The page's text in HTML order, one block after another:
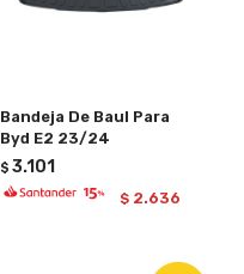
Bandeja De Baul Para
Byd E2 23/24
$ 3.101
$ 2.636